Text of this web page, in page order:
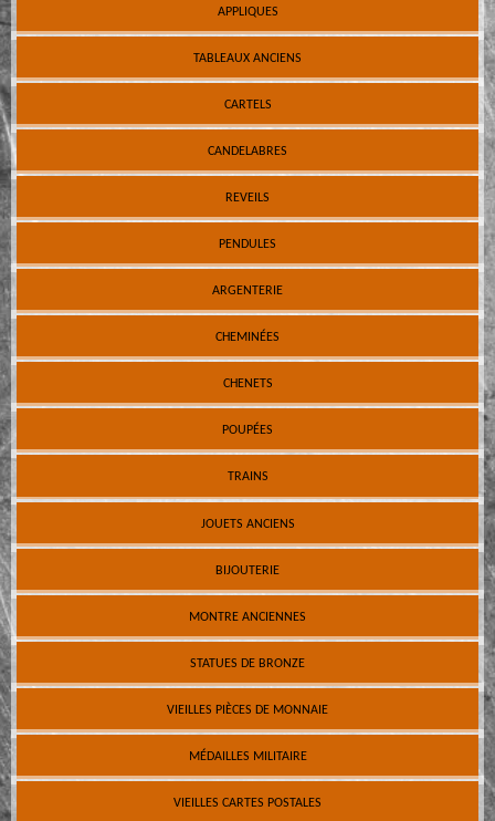
APPLIQUES
TABLEAUX ANCIENS
CARTELS
CANDELABRES
REVEILS
PENDULES
ARGENTERIE
CHEMINÉES
CHENETS
POUPÉES
TRAINS
JOUETS ANCIENS
BIJOUTERIE
MONTRE ANCIENNES
STATUES DE BRONZE
VIEILLES PIÈCES DE MONNAIE
MÉDAILLES MILITAIRE
VIEILLES CARTES POSTALES